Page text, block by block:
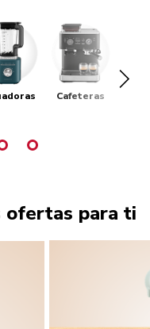
Cafeteras
ofertas para ti